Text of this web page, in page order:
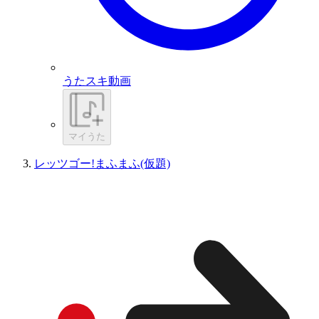
うたスキ動画
マイうた
レッツゴー!まふまふ(仮題)